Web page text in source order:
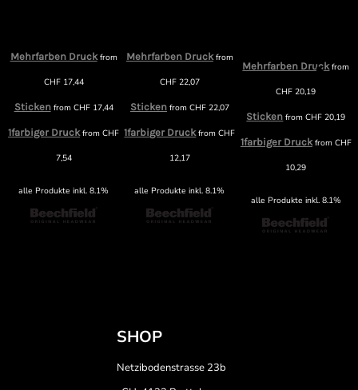
Mehrfarben Druckfrom
CHF17,44
Stickenfrom CHF17,44
1farbiger DruckfromCHF
7,54
alle Produkte inkl. 8.1%
Mehrfarben Druckfrom
CHF22,07
Stickenfrom CHF22,07
1farbiger DruckfromCHF
12,17
alle Produkte inkl. 8.1%
Mehrfarben Druckfrom
CHF 20,19
Sticken fromCHF 20,19
1farbiger Druckfrom CHF
10,29
alle Produkte inkl. 8.1%
SHOP
Netzibodenstrasse 23b